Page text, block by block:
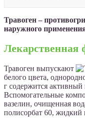
Травоген –
наружного
Лекарственная
Травоген выпускают
белого цвета,
г содержится активный
Вспомогательные
вазелин, очищенная
полисорбат 60, жидкий